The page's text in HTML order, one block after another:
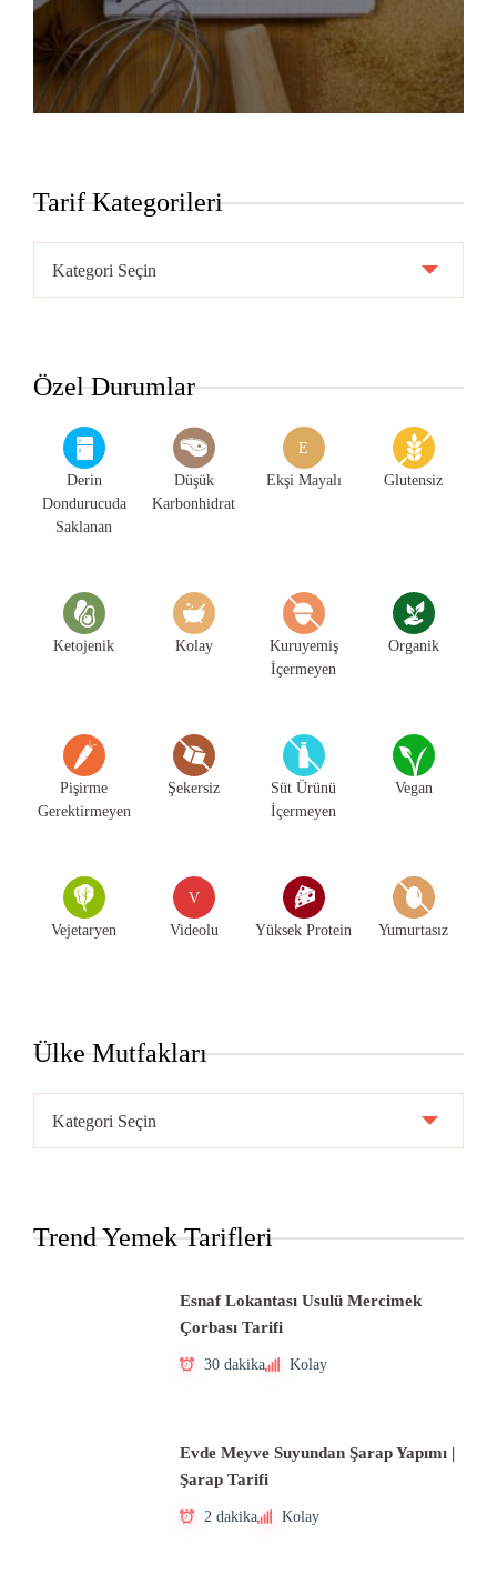
Tarif Kategorileri
Kategorileri
Özel Durumlar
Derin
Dondurucuda
Saklanan
Düşük
Karbonhidrat
E
Ekşi Mayalı Glutensiz
Ketojenik Kolay
Kuruyemiş
İçermeyen
Organik
Pişirme
Gerektirmeyen
Şekersiz
Süt Ürünü
İçermeyen
Vegan
Vejetaryen
V
Videolu Yüksek Protein Yumurtasız
Ülke Mutfakları
Mutfakları
Trend Yemek Tarifleri
Esnaf Lokantası Usulü Mercimek
Çorbası Tarifi
30 dakika Kolay
Evde Meyve Suyundan Şarap Yapımı |
Şarap Tarifi
2 dakika Kolay